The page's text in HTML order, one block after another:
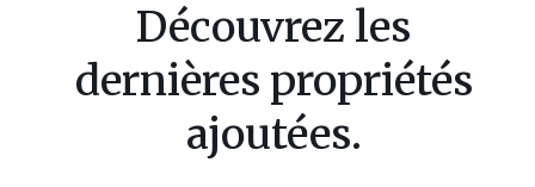
Découvrez les
dernières propriétés
ajoutées.